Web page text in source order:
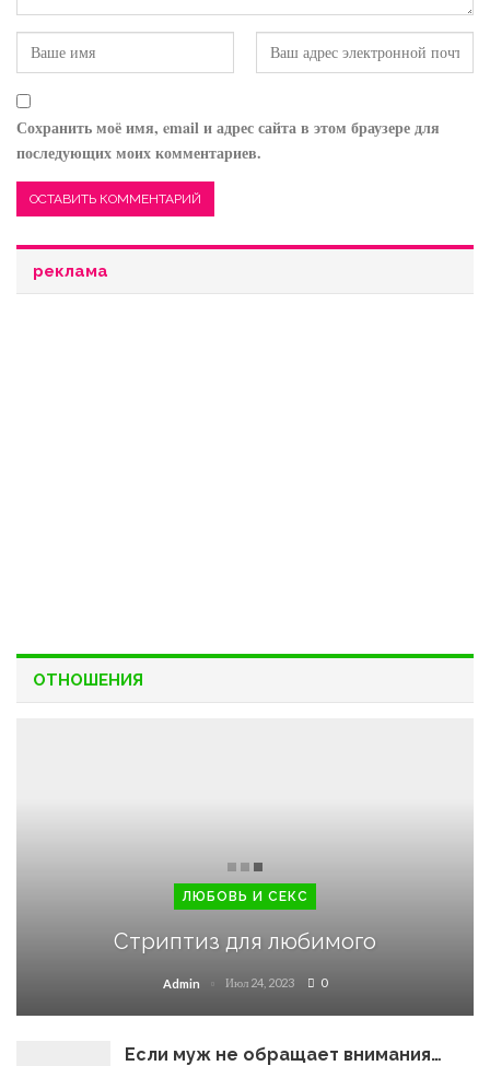
Сохранить моё имя, email и адрес сайта в этом браузере для
последующих моих комментариев.
реклама
ОТНОШЕНИЯ
ЛЮБОВЬ И СЕКС
Стриптиз для любимого
Admin Июл 24, 2023 0
Если муж не обращает внимания…